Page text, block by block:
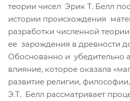
теории чисел Эрик Т. Белл
истории происхождения
разработки численной
ее зарождения в древности
Обоснованно и убедительно
влияние, которое оказала
развитие религии,
Э.Т. Белл рассматривает